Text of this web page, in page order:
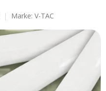
Marke: V-TAC